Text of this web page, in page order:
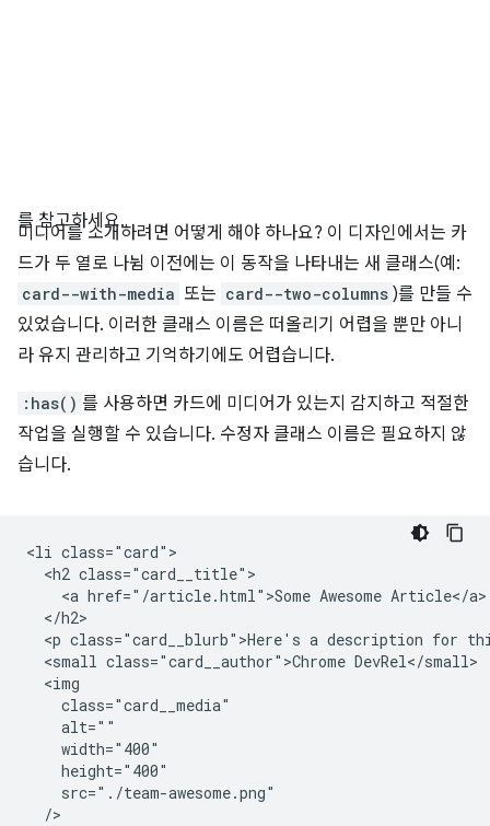
를 참고하세요.
미디어를 소개하려면 어떻게 해야 하나요? 이 디자인에서는 카
드가 두 열로 나뉨 이전에는 이 동작을 나타내는 새 클래스(예:
card--with-media 또는 card--two-columns )를 만들 수
있었습니다. 이러한 클래스 이름은 떠올리기 어렵을 뿐만 아니
라 유지 관리하고 기억하기에도 어렵습니다.
:has() 를 사용하면 카드에 미디어가 있는지 감지하고 적절한
작업을 실행할 수 있습니다. 수정자 클래스 이름은 필요하지 않
습니다.
<li class="card">
  <h2 class="card__title">
    <a href="/article.html">Some Awesome Article</a>
  </h2>
<p class="card__blurb">Here's a description for
  <small class="card__author">Chrome DevRel</small>
  <img
    class="card__media"
    alt=""
    width="400"
    height="400"
    src="./team-awesome.png"
  />